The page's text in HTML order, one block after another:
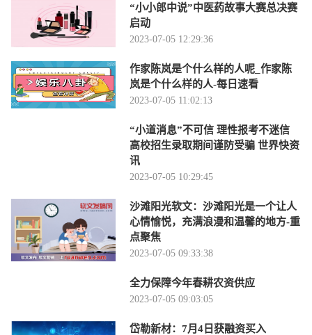
“小小郎中说”中医药故事大赛总决赛
启动
2023-07-05 12:29:36
作家陈岚是个什么样的人呢_作家陈
岚是个什么样的人-每日速看
2023-07-05 11:02:13
“小道消息”不可信 理性报考不迷信
高校招生录取期间谨防受骗 世界快资
讯
2023-07-05 10:29:45
沙滩阳光软文：沙滩阳光是一个让人
心情愉悦，充满浪漫和温馨的地方-重
点聚焦
2023-07-05 09:33:38
全力保障今年春耕农资供应
2023-07-05 09:03:05
岱勒新材：7月4日获融资买入